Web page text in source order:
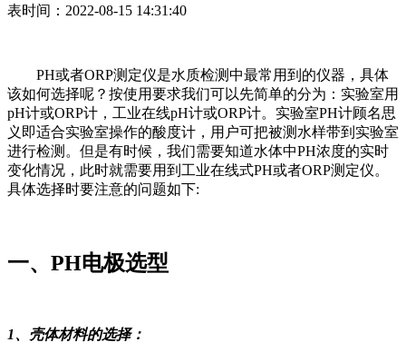
表时间：2022-08-15 14:31:40
PH或者ORP测定仪是水质检测中最常用到的仪器，具体
该如何选择呢？按使用要求我们可以先简单的分为：实验室用
pH计或ORP计，工业在线pH计或ORP计。实验室PH计顾名思
义即适合实验室操作的酸度计，用户可把被测水样带到实验室
进行检测。但是有时候，我们需要知道水体中PH浓度的实时
变化情况，此时就需要用到工业在线式PH或者ORP测定仪。
具体选择时要注意的问题如下:
一、PH电极选型
1、壳体材料的选择：